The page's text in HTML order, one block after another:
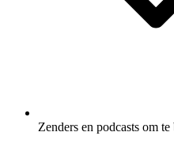
Zenders en podcasts om